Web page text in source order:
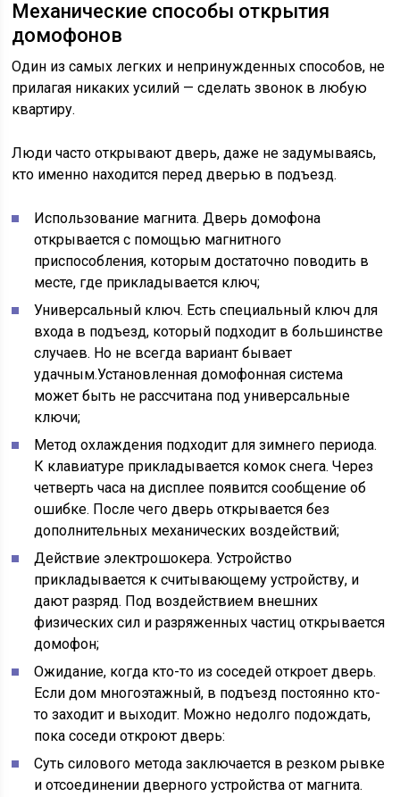
Механические способы открытия
домофонов
Один из самых легких и непринужденных способов, не
прилагая никаких усилий — сделать звонок в любую
квартиру.
Люди часто открывают дверь, даже не задумываясь,
кто именно находится перед дверью в подъезд.
Использование магнита. Дверь домофона
открывается с помощью магнитного
приспособления, которым достаточно поводить в
месте, где прикладывается ключ;
Универсальный ключ. Есть специальный ключ для
входа в подъезд, который подходит в большинстве
случаев. Но не всегда вариант бывает
удачным.Установленная домофонная система
может быть не рассчитана под универсальные
ключи;
Метод охлаждения подходит для зимнего периода.
К клавиатуре прикладывается комок снега. Через
четверть часа на дисплее появится сообщение об
ошибке. После чего дверь открывается без
дополнительных механических воздействий;
Действие электрошокера. Устройство
прикладывается к считывающему устройству, и
дают разряд. Под воздействием внешних
физических сил и разряженных частиц открывается
домофон;
Ожидание, когда кто-то из соседей откроет дверь.
Если дом многоэтажный, в подъезд постоянно кто-
то заходит и выходит. Можно недолго подождать,
пока соседи откроют дверь:
Суть силового метода заключается в резком рывке
и отсоединении дверного устройства от магнита.